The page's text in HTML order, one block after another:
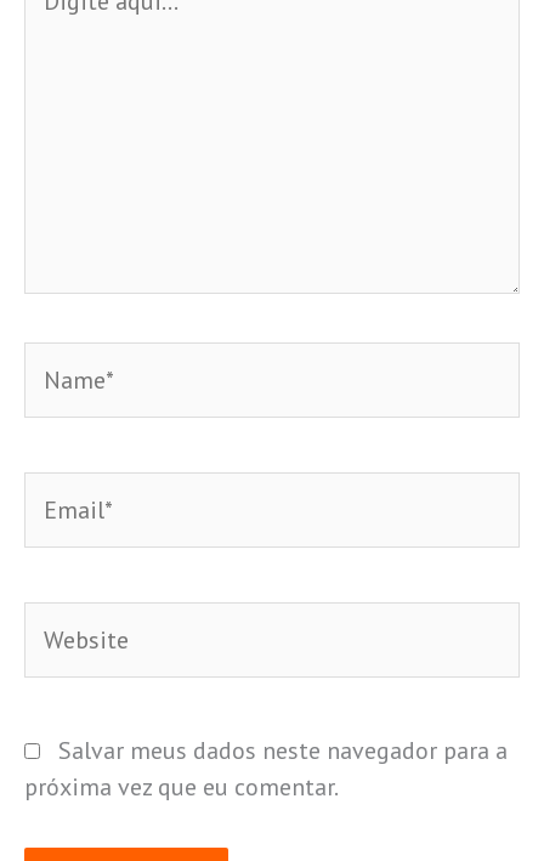
aqui...
Salvar meus dados neste navegador para a
próxima vez que eu comentar.